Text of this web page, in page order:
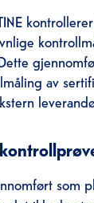
av
som